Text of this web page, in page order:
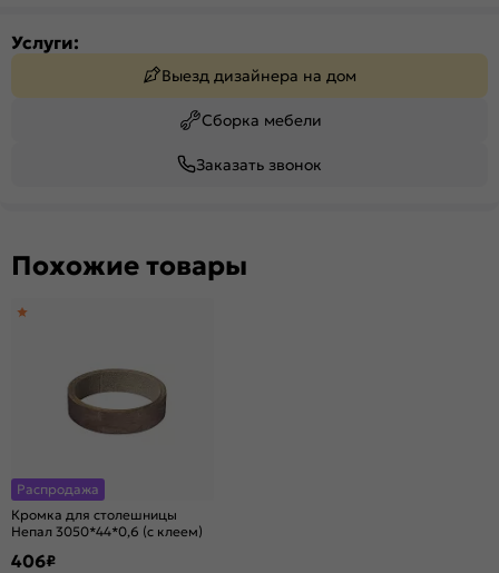
Услуги:
Выезд дизайнера на дом
Сборка мебели
Заказать звонок
Похожие товары
Распродажа
Кромка для столешницы
Непал 3050*44*0,6 (с клеем)
406₽